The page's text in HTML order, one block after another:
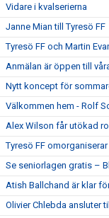
Vidare i kvalserierna
Janne Mian till Tyresö FF
Tyresö FF och Martin
Anmälan är öppen till
Nytt koncept för
Välkommen hem - Rolf
Alex Wilson får utökad
Tyresö FF omorganiserar
Se seniorlagen gratis –
Atish Ballchand är klar
Olivier Chlebda ansluter